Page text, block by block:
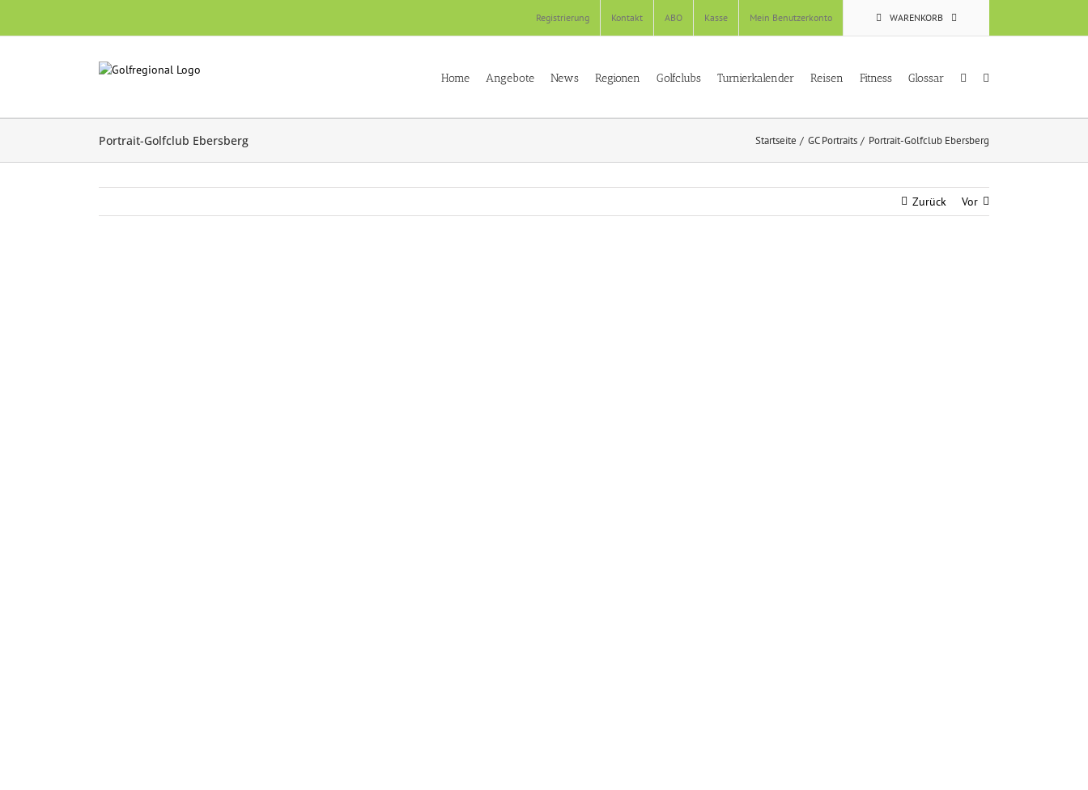
content
Registrierung Kontakt ABO Kasse Mein Benutzerkonto WARENKORB
Home Angebote News Regionen Golfclubs Turnierkalender Reisen Fitness Glossar
Portrait-Golfclub Ebersberg Startseite GC Portraits Portrait-Golfclub Ebersberg
Zurück Vor